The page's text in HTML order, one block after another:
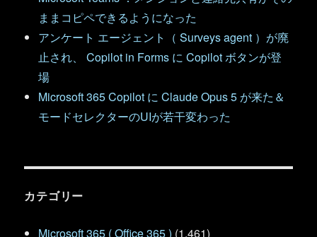
ままコピペできるようになった
アンケート エージェント（ Surveys agent ）が廃
止され、 Copilot in Forms に Copilot ボタンが登
場
Microsoft 365 Copilot に Claude Opus 5 が来た＆
モードセレクターのUIが若干変わった
カテゴリー
Microsoft 365 ( Office 365 ) (1,461)